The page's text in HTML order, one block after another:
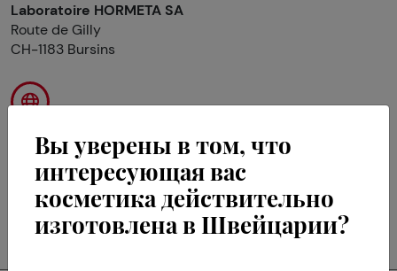
Laboratoire HORMETA SA
Route de Gilly
CH-1183 Bursins
RETOUR
Вы уверены в том, что
интересующая вас
косметика действительно
изготовлена в Швейцарии?